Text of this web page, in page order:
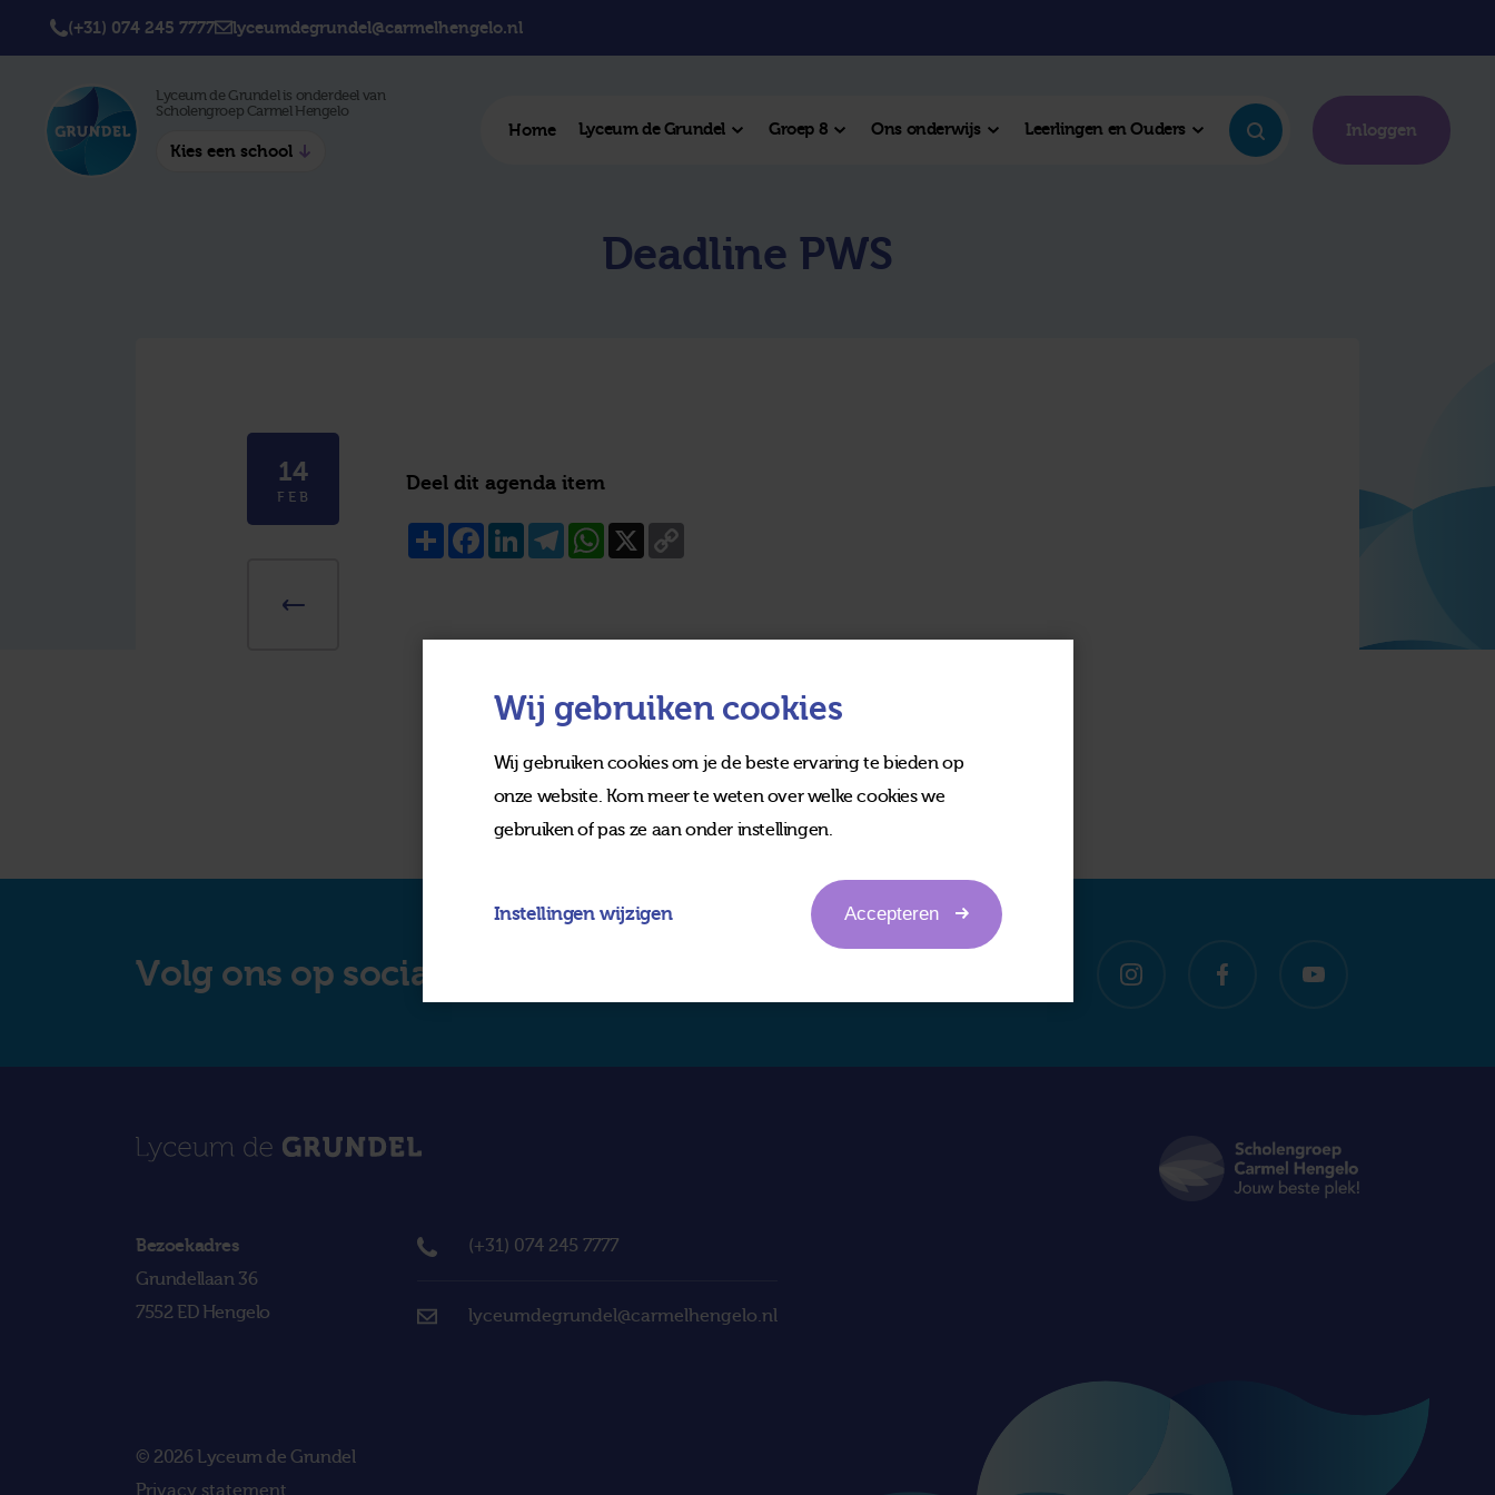
(+31) 074 245 7777 lyceumdegrundel@carmelhengelo.nl
Lyceum de Grundel is onderdeel van
Scholengroep Carmel Hengelo
Kies een school
Home Lyceum de Grundel Groep 8 Ons onderwijs Leerlingen en Ouders Inloggen
Deadline PWS
14
FEB
Deel dit agenda item
ShareFacebookLinkedInTelegramWhatsApp
Volg ons op social media
Bezoekadres
Grundellaan 36
7552 ED Hengelo
(+31) 074 245 7777
lyceumdegrundel@carmelhengelo.nl
© 2026 Lyceum de Grundel
Privacy statement
Wij gebruiken cookies
Wij gebruiken cookies om je de beste ervaring te bieden op
onze website. Kom meer te weten over welke cookies we
gebruiken of pas ze aan onder instellingen.
Instellingen wijzigen Accepteren